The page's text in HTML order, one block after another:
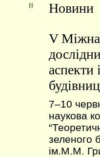
Новини
V
аспекти
7–10
наукова
зеленого
ім.М.М.